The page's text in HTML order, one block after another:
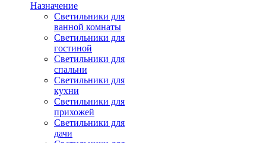
Назначение
Светильники для
ванной комнаты
Светильники для
гостиной
Светильники для
спальни
Светильники для
кухни
Светильники для
прихожей
Светильники для
дачи